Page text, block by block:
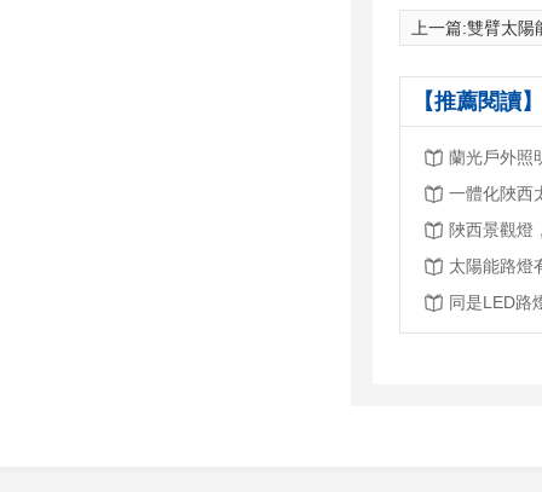
上一篇:雙臂太陽
【推薦閱讀
蘭光戶外照
一體化陜西
陜西景觀燈
太陽能路燈
同是LED路